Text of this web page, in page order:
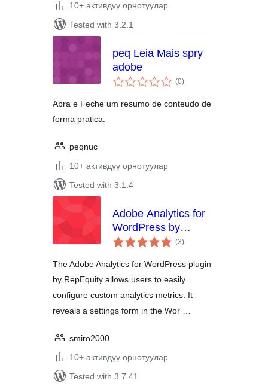
10+ активдүү орнотуулар
Tested with 3.2.1
peq Leia Mais spry
adobe
(0total
ratings
)
Abra e Feche um resumo de conteudo de
forma pratica.
peqnuc
10+ активдүү орнотуулар
Tested with 3.1.4
Adobe Analytics for
WordPress by
RepEquity
(3total
ratings
)
The Adobe Analytics for WordPress plugin
by RepEquity allows users to easily
configure custom analytics metrics. It
reveals a settings form in the Wor …
smiro2000
10+ активдүү орнотуулар
Tested with 3.7.41